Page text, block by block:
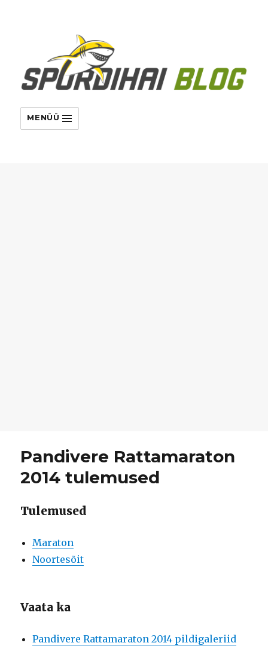
MENÜÜ
Pandivere Rattamaraton
2014 tulemused
Tulemused
Maraton
Noortesõit
Vaata ka
Pandivere Rattamaraton 2014 pildigaleriid